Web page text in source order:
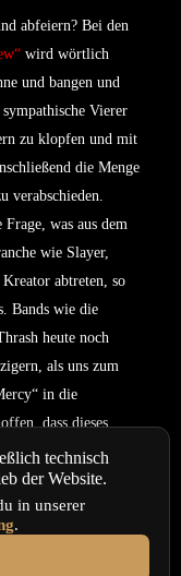
abfeiern? Bei den
wird wörtlich
und bangen und
Vierer
zu klopfen und mit
die Menge
verabschieden.
was aus dem
wie Slayer,
abtreten, so
Bands wie die
heute noch
als uns zum
in die
dass dieses
school-Schiene auch
technisch
der Website.
in unserer
.